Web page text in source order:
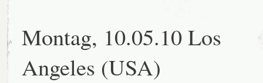
Montag, 10.05.10 Los
Angeles (USA)